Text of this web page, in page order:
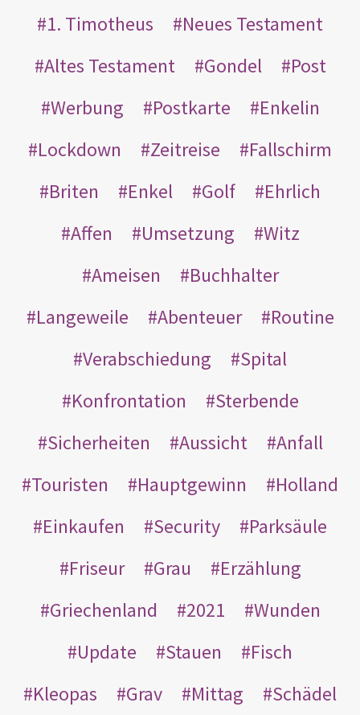
1. Timotheus
Neues Testament
Altes Testament
Gondel
Post
Werbung
Postkarte
Enkelin
Lockdown
Zeitreise
Fallschirm
Briten
Enkel Golf
Ehrlich
Affen
Umsetzung
Witz
Ameisen
Buchhalter
Langeweile
Abenteuer
Routine
Verabschiedung
Spital
Konfrontation
Sterbende
Sicherheiten
Aussicht
Anfall
Touristen
Hauptgewinn
Holland
Einkaufen
Security
Parksäule
Friseur
Grau
Erzählung
Griechenland
2021
Wunden
Update
Stauen
Fisch
Kleopas
Grav Mittag Schädel